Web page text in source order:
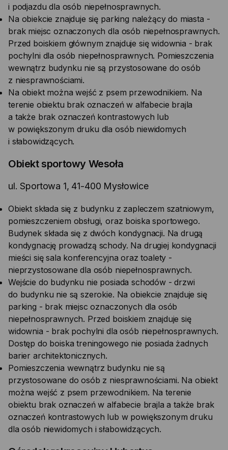
i podjazdu dla osób niepełnosprawnych.
Na obiekcie znajduje się parking należący do miasta -
brak miejsc oznaczonych dla osób niepełnosprawnych.
Przed boiskiem głównym znajduje się widownia - brak
pochylni dla osób niepełnosprawnych. Pomieszczenia
wewnątrz budynku nie są przystosowane do osób
z niesprawnościami.
Na obiekt można wejść z psem przewodnikiem. Na
terenie obiektu brak oznaczeń w alfabecie brajla
a także brak oznaczeń kontrastowych lub
w powiększonym druku dla osób niewidomych
i słabowidzących.
Obiekt sportowy Wesoła
ul. Sportowa 1, 41-400 Mysłowice
Obiekt składa się z budynku z zapleczem szatniowym,
pomieszczeniem obsługi, oraz boiska sportowego.
Budynek składa się z dwóch kondygnacji. Na drugą
kondygnację prowadzą schody. Na drugiej kondygnacji
mieści się sala konferencyjna oraz toalety -
nieprzystosowane dla osób niepełnosprawnych.
Wejście do budynku nie posiada schodów - drzwi
do budynku nie są szerokie. Na obiekcie znajduje się
parking - brak miejsc oznaczonych dla osób
niepełnosprawnych. Przed boiskiem znajduje się
widownia - brak pochylni dla osób niepełnosprawnych.
Dostęp do boiska treningowego nie posiada żadnych
barier architektonicznych.
Pomieszczenia wewnątrz budynku nie są
przystosowane do osób z niesprawnościami. Na obiekt
można wejść z psem przewodnikiem. Na terenie
obiektu brak oznaczeń w alfabecie brajla a także brak
oznaczeń kontrastowych lub w powiększonym druku
dla osób niewidomych i słabowidzących.